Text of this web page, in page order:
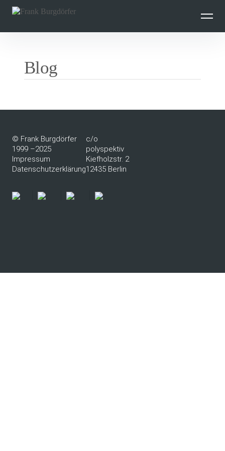
überspringen
Blog
© Frank Burgdörfer
1999 –2025
Impressum
Datenschutzerklärung
c/o
polyspektiv
Kiefholzstr. 2
12435 Berlin